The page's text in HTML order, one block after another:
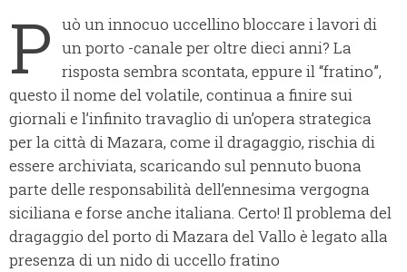
P uò un innocuo uccellino bloccare i lavori di
un porto -canale per oltre dieci anni? La
risposta sembra scontata, eppure il “fratino”,
questo il nome del volatile, continua a finire sui
giornali e l’infinito travaglio di un’opera strategica
per la città di Mazara, come il dragaggio, rischia di
essere archiviata, scaricando sul pennuto buona
parte delle responsabilità dell’ennesima vergogna
siciliana e forse anche italiana. Certo! Il problema del
dragaggio del porto di Mazara del Vallo è legato alla
presenza di un nido di uccello fratino